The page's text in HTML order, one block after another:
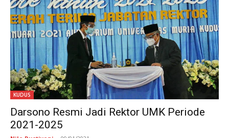
KUDUS
Darsono Resmi Jadi Rektor UMK Periode
2021-2025